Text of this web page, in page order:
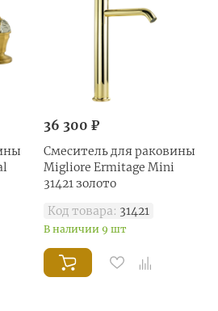
36 300 ₽
Смеситель для раковины
Migliore Ermitage Mini
31421 золото
Код товара: 31421
В наличии 9 шт